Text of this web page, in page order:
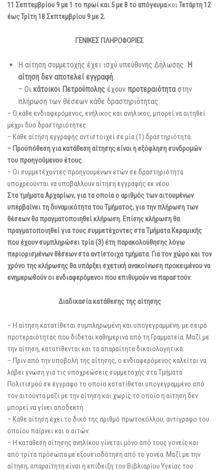
11 Σεπτεμβρίου 9 με 1 το πρωί και 5 με 8 το απόγευμακαιΤετάρτη 12
έως Τρίτη 18 Σεπτεμβρίου 9 με 2.
ΓΕΝΙΚΕΣ ΠΛΗΡΟΦΟΡΙΕΣ
Η αίτηση συμμετοχής έχει ισχύ υπεύθυνης Δήλωσης. Η
αίτηση δεν αποτελεί εγγραφή.
– Οι κάτοικοι Πετρούπολης έχουν προτεραιότηταστην
πλήρωση των θέσεων κάθε δραστηριότητας.
– Ο κάθε ενδιαφερόμενος, ενήλικος και ανήλικος, μπορεί να αιτηθεί
μέχρι δύο δραστηριότητες.
– Κάθε αίτηση εγγραφής αντιστοιχεί σε μία (1) δραστηριότητα.
– Προϋπόθεσηγιακατάθεσηαίτησης είναιη εξόφλησησυνδρομών
τουπροηγούμενου έτους.
– Οι συμμετέχοντες προηγουμένων ετών σε δραστηριότητα
υποχρεούνται να υποβάλλουν αίτηση εγγραφής εκ νέου.
Στα τμήματα Αρχαρίων, για τα οποία ο αριθμός των αιτουμένων
υπερβαίνει τη δυναμικότητα του Τμήματος, για την πλήρωση των
θέσεων θα πραγματοποιηθεί κλήρωση. Επίσης κλήρωση θα
πραγματοποιηθεί για τους συμμετέχοντες στα Τμήματα Κεραμικής
που έχουν συμπληρώσει τρία (3) έτη παρακολούθησης λόγω
περιορισμένων θέσεων στα αντίστοιχα τμήματα. Για τον χώρο και τον
χρόνο της κλήρωσης θα υπάρξει σχετική ανακοίνωση προκειμένου να
ενημερωθούν οι ενδιαφερόμενοι που επιθυμούν να παραστούν.
Διαδικασία κατάθεσης της αίτησης
– Η αίτηση κατατίθεται συμπληρωμένη και υπογεγραμμένη, με σειρά
προτεραιότητας που δίδεται καθημερινά από τη Γραμματεία. Μαζί με
την αίτηση, κατατίθενται και τα απαραίτητα δικαιολογητικά.
– Πριν από την υποβολή της αίτησης, ο ενδιαφερόμενος καλείται να
λάβει γνώση για τις υποχρεώσεις συμμετοχής στα Τμήματα
Πολιτισμού σε έγγραφο το οποίο κατατίθεται υπογεγραμμένο από
τον αιτούντα μαζί με την αίτηση και χωρίς το οποίο η αίτηση δεν
μπορεί να γίνει αποδεκτή.
– Κάθε αίτηση έχει το δικό της αριθμό πρωτοκόλλου, αντίγραφο του
οποίου παίρνει και ο αιτών.
– Η κατάθεση αίτησης ανηλίκου γίνεται μόνο από τους γονείς και
από τρίτα πρόσωπα με εξουσιοδότηση από το γονέα. Μαζί με την
αίτηση, απαραίτητη είναι η επίδειξη του Βιβλιαρίου Υγείας του